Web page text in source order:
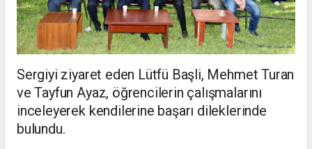
Sergiyi ziyaret eden Lütfü Başli, Mehmet Turan
ve Tayfun Ayaz, öğrencilerin çalışmalarını
inceleyerek kendilerine başarı dileklerinde
bulundu.